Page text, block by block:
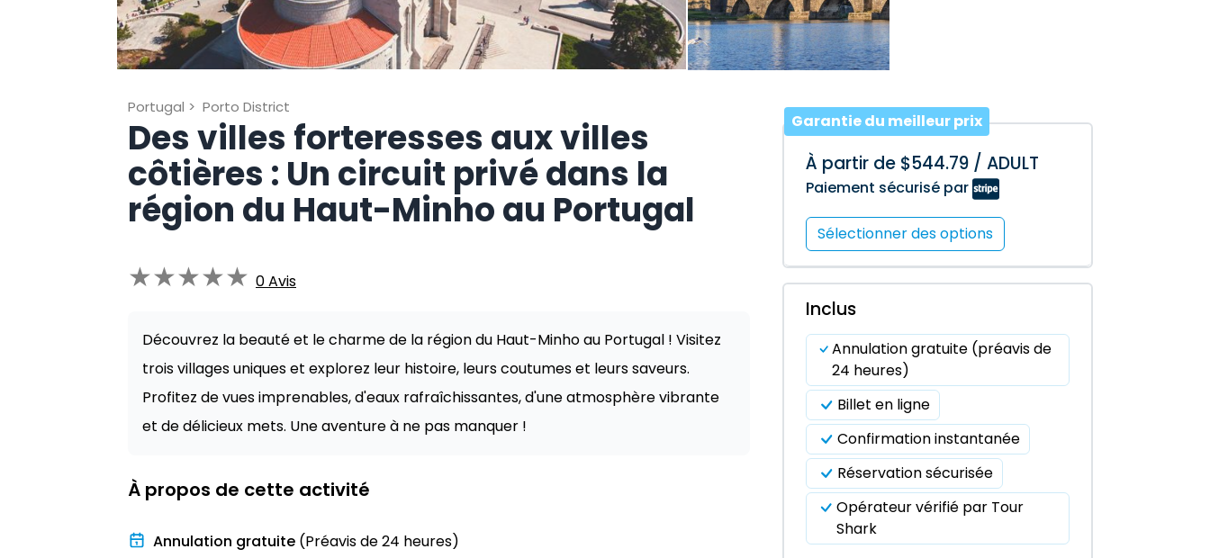
Portugal > Porto District
Des villes forteresses aux villes
côtières : Un circuit privé dans la
région du Haut-Minho au Portugal
★★★★★ 0Avis
Découvrez la beauté et le charme de la région du Haut-Minho au Portugal ! Visitez
trois villages uniques et explorez leur histoire, leurs coutumes et leurs saveurs.
Profitez de vues imprenables, d'eaux rafraîchissantes, d'une atmosphère vibrante
et de délicieux mets. Une aventure à ne pas manquer !
À propos de cette activité
Annulation gratuite (Préavis de 24 heures)
Garantie du meilleur prix
À partir de $544.79 / ADULT
Paiement sécurisé par
Sélectionner des options
Inclus
Annulation gratuite (préavis de
24 heures)
Billet en ligne
Confirmation instantanée
Réservation sécurisée
Opérateur vérifié par Tour
Shark